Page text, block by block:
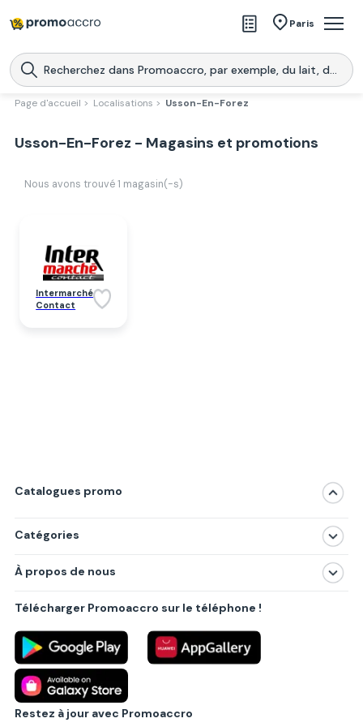
Paris
Magasins
Produits
Promoaccro
l'application
Page d'accueil > Localisations > Usson-En-Forez
Usson-En-Forez - Magasins et promotions
Nous avons trouvé 1 magasin(-s)
Intermarché
Contact
Catalogues promo
Catégories
Produits
Villes principales
À propos de nous
Politique de confidentialité
Règlements
Partenariat B2B
Blog
Contact
Télécharger Promoaccro sur le téléphone !
Restez à jour avec Promoaccro